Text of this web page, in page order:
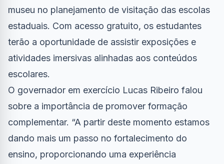
museu no planejamento de visitação das escolas
estaduais. Com acesso gratuito, os estudantes
terão a oportunidade de assistir exposições e
atividades imersivas alinhadas aos conteúdos
escolares.
O governador em exercício Lucas Ribeiro falou
sobre a importância de promover formação
complementar. “A partir deste momento estamos
dando mais um passo no fortalecimento do
ensino, proporcionando uma experiência